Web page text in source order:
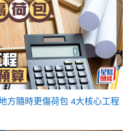
方隨時更傷荷包 4大核心工程